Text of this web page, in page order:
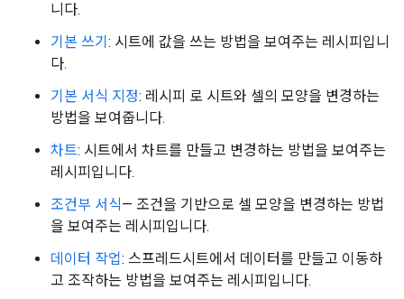
니다.
기본 쓰기 : 시트에 값을 쓰는 방법을 보여주는 레시피입니
다.
기본 서식 지정: 레시피 로 시트와 셀의 모양을 변경하는
방법을 보여줍니다.
차트: 시트에서 차트를 만들고 변경하는 방법을 보여주는
레시피입니다.
조건부 서식— 조건을 기반으로 셀 모양을 변경하는 방법
을 보여주는 레시피입니다.
데이터 작업: 스프레드시트에서 데이터를 만들고 이동하
고 조작하는 방법을 보여주는 레시피입니다.